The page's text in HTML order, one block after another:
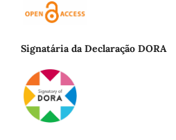
Signatária da Declaração DORA